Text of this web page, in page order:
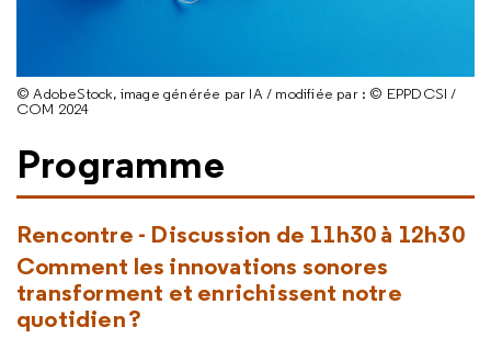
© AdobeStock, image générée par IA / modifiée par : © EPPDCSI /
COM 2024
Programme
Rencontre - Discussion de 11h30 à 12h30
Comment les innovations sonores
transforment et enrichissent notre
quotidien ?